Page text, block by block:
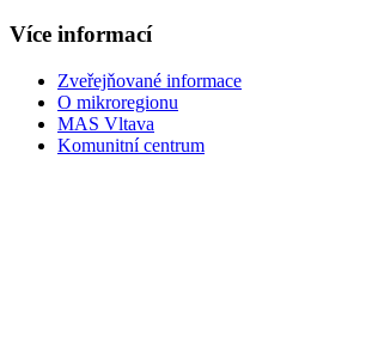
Více informací
Zveřejňované informace
O mikroregionu
MAS Vltava
Komunitní centrum